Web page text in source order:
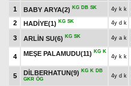
1 BABY ARYA(2) KG DB SK 4y k k
2
HADİYE(1) KG SK 4y d k
3 ARLİN SU(6) KG SK 4y a k
4 MEŞE PALAMUDU(11) KG K
4y k k
5 DİLBERHATUN(9) KG K DB
GKR ÖG
4y d k